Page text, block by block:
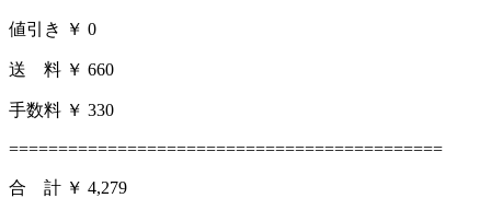
値引き ￥ 0
送 料 ￥ 660
手数料 ￥ 330
============================================
合 計 ￥ 4,279